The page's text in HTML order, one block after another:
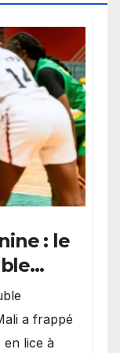
: le
a frappé
lice à